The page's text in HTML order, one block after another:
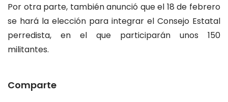
Por otra parte, también anunció que el 18 de febrero
se hará la elección para integrar el Consejo Estatal
perredista, en el que participarán unos 150
militantes.
Comparte